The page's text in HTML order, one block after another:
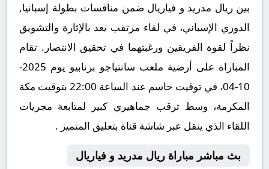
بين ريال مدريد و فياريال ضمن منافسات بطولة إسبانيا,
الدوري الإسباني، في لقاء مرتقب يعد بالإثارة والتشويق
نظراً لقوة الفريقين ورغبتهما في تحقيق الانتصار. تقام
المباراة على أرضية ملعب سانتياجو برنابيو يوم 2025-
10-04، في توقيت حاسم عند الساعة 22:00 بتوقيت مكة
المكرمة، وسط ترقب جماهيري كبير لمتابعة مجريات
اللقاء الذي ينقل عبر شاشة قناة بتعليق المتميز .
بث مباشر مباراة ريال مدريد و فياريال